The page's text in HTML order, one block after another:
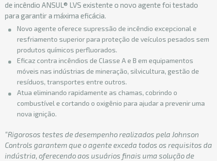
de incêndio ANSUL® LVS existente o novo agente foi testado
para garantir a máxima eficácia.
Novo agente oferece supressão de incêndio excepcional e
resfriamento superior para proteção de veículos pesados sem
produtos químicos perfluorados.
Eficaz contra incêndios de Classe A e B em equipamentos
móveis nas indústrias de mineração, silvicultura, gestão de
resíduos, transportes entre outros.
Atua eliminando rapidamente as chamas, cobrindo o
combustível e cortando o oxigênio para ajudar a prevenir uma
nova ignição.
“Rigorosos testes de desempenho realizados pela Johnson
Controls garantem que o agente exceda todos os requisitos da
indústria, oferecendo aos usuários finais uma solução de